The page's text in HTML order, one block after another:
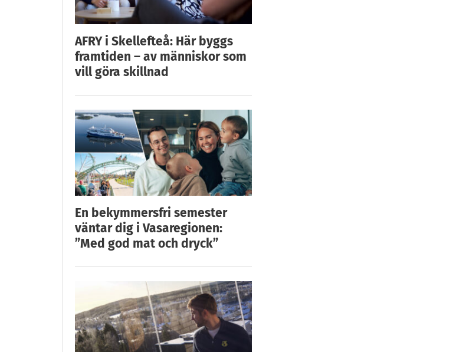
AFRY i Skellefteå: Här byggs
framtiden – av människor som
vill göra skillnad
En bekymmersfri semester
väntar dig i Vasaregionen:
”Med god mat och dryck”